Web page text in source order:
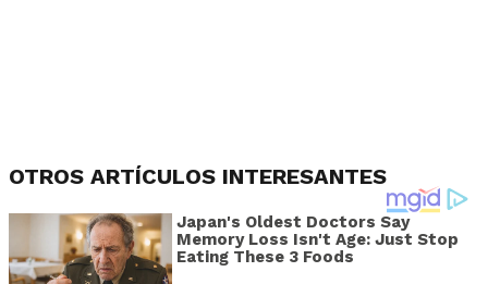
OTROS ARTÍCULOS INTERESANTES
Japan's Oldest Doctors Say
Memory Loss Isn't Age: Just Stop
Eating These 3 Foods